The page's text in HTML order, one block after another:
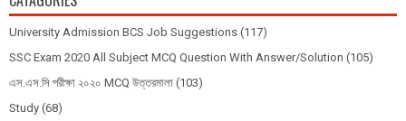
University Admission BCS Job Suggestions (117)
SSC Exam 2020 All Subject MCQ Question With Answer/Solution (105)
এস.এস.সি পরীক্ষা ২০২০ MCQ উত্তরমালা (103)
Study (68)